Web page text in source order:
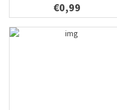
€0,99